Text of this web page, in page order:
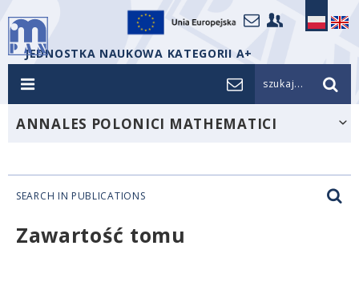
JEDNOSTKA NAUKOWA KATEGORII A+
szukaj...
ANNALES POLONICI MATHEMATICI
SEARCH IN PUBLICATIONS
Zawartość tomu